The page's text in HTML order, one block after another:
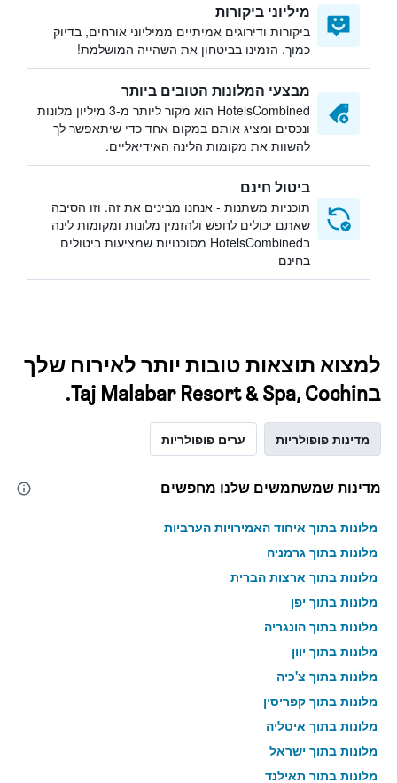
מיליוני ביקורות
ביקורות ודירוגים אמיתיים ממיליוני אורחים, בדיוק
כמוך. הזמינו בביטחון את השהייה המושלמת!
מבצעי המלונות הטובים ביותר
HotelsCombined הוא מקור ליותר מ-3 מיליון מלונות
ונכסים ומציג אותם במקום אחד כדי שיתאפשר לך
להשוות את מקומות הלינה האידיאליים.
ביטול חינם
תוכניות משתנות - אנחנו מבינים את זה. וזו הסיבה
שאתם יכולים לחפש ולהזמין מלונות ומקומות לינה
בHotelsCombined מסוכנויות שמציעות ביטולים
בחינם
למצוא תוצאות טובות יותר לאירוח שלך
בTaj Malabar Resort & Spa, Cochin.
מדינות פופולריות ערים פופולריות
מדינות שמשתמשים שלנו מחפשים
מלונות בתוך איחוד האמירויות הערביות
מלונות בתוך גרמניה
מלונות בתוך ארצות הברית
מלונות בתוך יפן
מלונות בתוך הונגריה
מלונות בתוך יוון
מלונות בתוך צ'כיה
מלונות בתוך קפריסין
מלונות בתוך איטליה
מלונות בתוך ישראל
מלונות בתוך תאילנד